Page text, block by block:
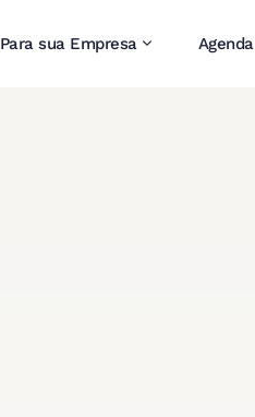
Para sua Empresa Agenda